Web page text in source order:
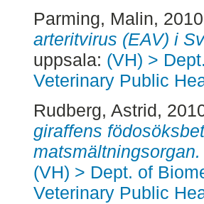
Parming, Malin,
arteritvirus (EAV) i
uppsala: (VH) >
Veterinary Public
Rudberg, Astrid,
giraffens
matsmältningsorgan.
(VH) > Dept. of
Veterinary Public